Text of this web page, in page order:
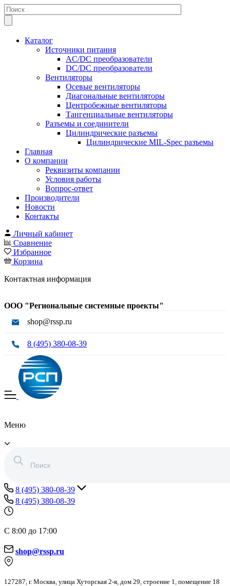
Каталог
Источники питания
AC/DC преобразователи
DC/DC преобразователи
Вентиляторы
Осевые вентиляторы
Диагональные вентиляторы
Центробежные вентиляторы
Тангенциальные вентиляторы
Разъемы и соединители
Цилиндрические разъемы
Цилиндрические MIL-Spec разъемы
Главная
О компании
Реквизиты компании
Условия работы
Вопрос-ответ
Производители
Новости
Контакты
Личный кабинет
Сравнение
Избранное
Корзина
Контактная информация
ООО "Региональные системные проекты"
shop@rssp.ru
8 (495) 380-08-39
Меню
8 (495) 380-08-39
8 (495) 380-08-39
С 8:00 до 17:00
shop@rssp.ru
127287, г. Москва, улица Хуторская 2-я, дом 29, строение 1, помещение 18